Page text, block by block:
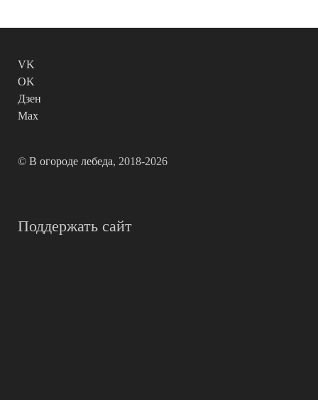
VK
OK
Дзен
Max
© В огороде лебеда, 2018-2026
Поддержать сайт